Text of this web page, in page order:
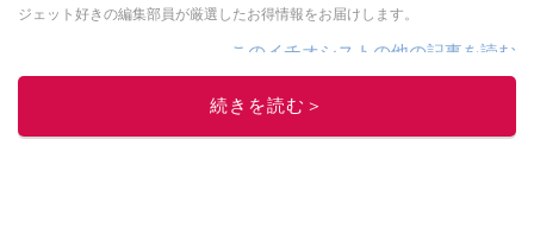
ジェット好きの編集部員が厳選したお得情報をお届けします。
このイチオシストの他の記事を読む
続きを読む＞